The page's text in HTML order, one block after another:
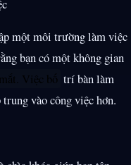
một môi trường làm việc
bạn có một không gian
Việc bố trí bàn làm
vào công việc hơn.